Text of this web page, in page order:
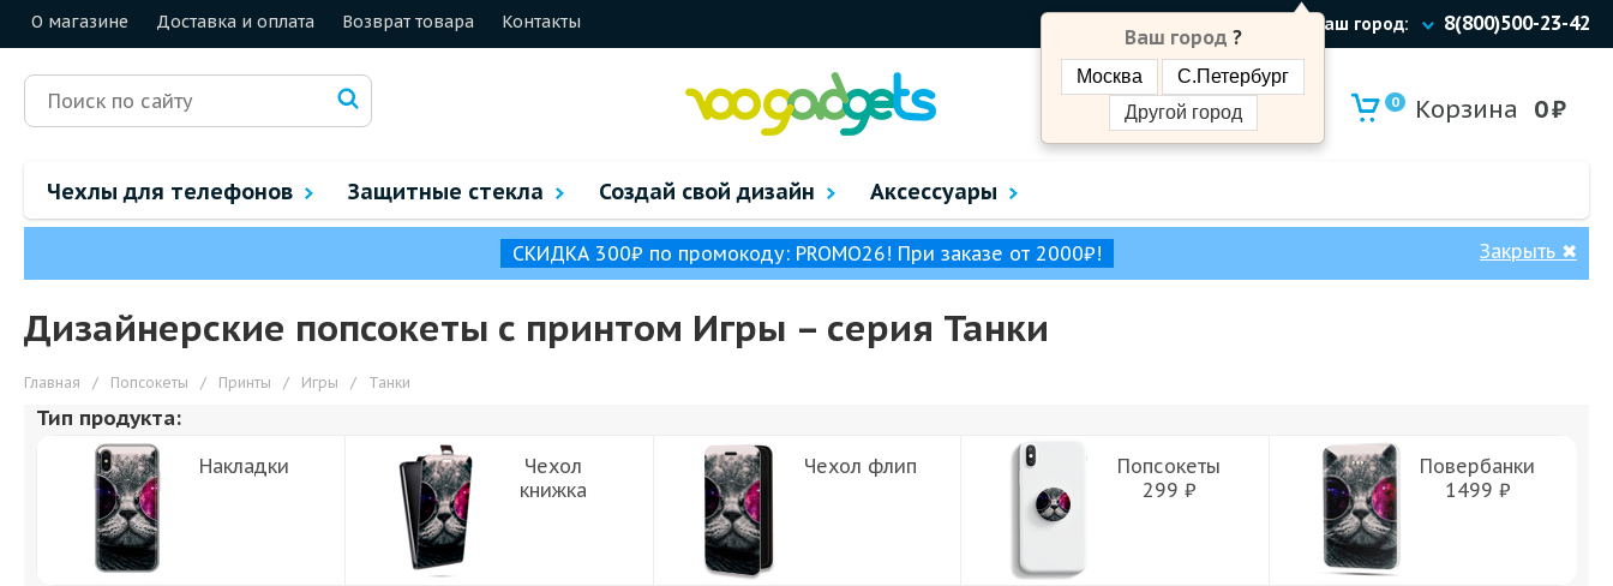
О магазине Доставка и оплата Возврат товара Контакты Ваш город:
Ваш город ?
Москва
С.Петербург
Другой город
8(800)500-23-42
0 Корзина 0₽
Чехлы для телефонов Защитные стекла Создай свой дизайн Аксессуары
СКИДКА 300₽ по промокоду: PROMO26! При заказе от 2000₽! Закрыть ✖
Дизайнерские попсокеты с принтом Игры – cерия Танки
Главная / Попсокеты / Принты / Игры / Танки
Тип продукта:
Накладки
Чехол
книжка
Чехол флип
Попсокеты
299 ₽
Повербанки
1499 ₽